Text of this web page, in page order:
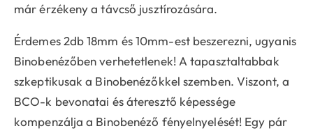
már érzékeny a távcső jusztírozására.
Érdemes 2db 18mm és 10mm-est beszerezni, ugyanis
Binobenézőben verhetetlenek! A tapasztaltabbak
szkeptikusak a Binobenézőkkel szemben. Viszont, a
BCO-k bevonatai és áteresztő képessége
kompenzálja a Binobenéző fényelnyelését! Egy pár